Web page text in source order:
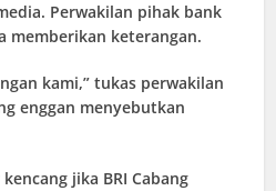
Perwakilan pihak bank
memberikan keterangan.
kami,” tukas perwakilan
enggan menyebutkan
jika BRI Cabang